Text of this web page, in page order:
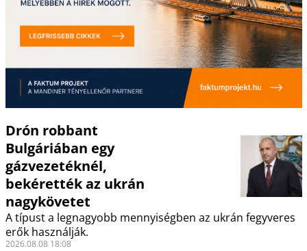
Drón robbant
Bulgáriában egy
gázvezetéknél,
bekérették az ukrán
nagykövetet
A típust a legnagyobb mennyiségben az ukrán fegyveres
erők használják.
2026.08.08 18:08